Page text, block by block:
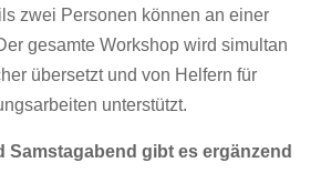
zwei Personen können an einer
gesamte Workshop wird simultan
übersetzt und von Helfern für
unterstützt.
Samstagabend gibt es ergänzend